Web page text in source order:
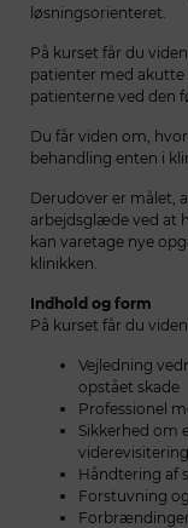
løsningsorienteret.
På kurset får du
patienter med
patienterne ved den
Du får viden om,
behandling enten i
Derudover er målet,
arbejdsglæde ved at
kan varetage nye
klinikken.
Indhold og form
På kurset får du
Vejledning
opstået skade
Professionel
Sikkerhed om
viderevisitering
Håndtering af
Forstuvning
Forbrændinger